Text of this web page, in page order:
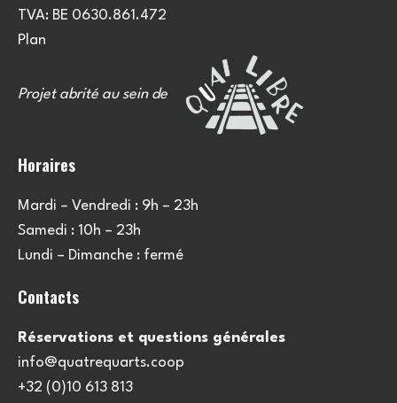
TVA: BE 0630.861.472
Plan
Projet abrité au sein de
Horaires
Mardi – Vendredi : 9h – 23h
Samedi : 10h – 23h
Lundi – Dimanche : fermé
Contacts
Réservations et questions générales
info@quatrequarts.coop
+32 (0)10 613 813